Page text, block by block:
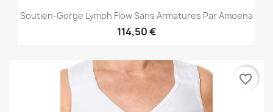
Soutien-Gorge Lymph Flow Sans Armatures Par Amoena
114,50 €
favorite_border